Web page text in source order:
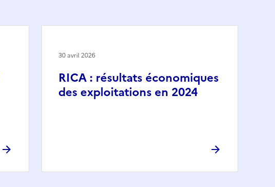
RICA : résultats économiques
des exploitations en 2024
30 avril 2026